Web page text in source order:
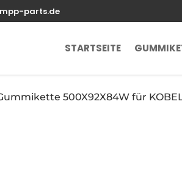
parts.de
STARTSEITE
500X92X84W für